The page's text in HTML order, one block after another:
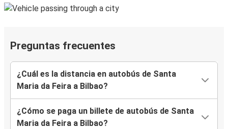
Preguntas frecuentes
¿Cuál es la distancia en autobús de Santa
Maria da Feira a Bilbao?
¿Cómo se paga un billete de autobús de Santa
Maria da Feira a Bilbao?